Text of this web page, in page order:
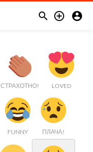
  
СТРАХОТНО! LOVED
FUNNY ПЛАЧА!